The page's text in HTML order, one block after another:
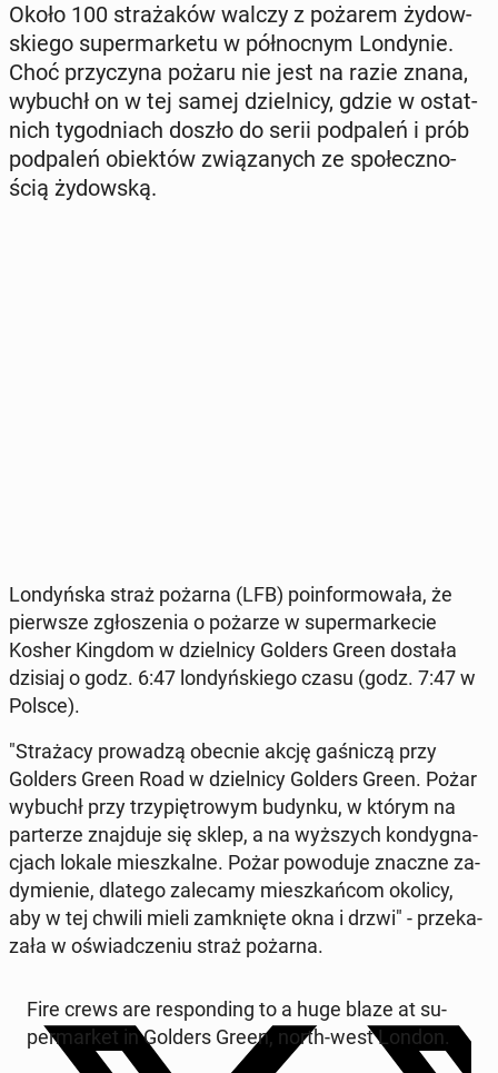
Około 100 stra­ża­ków walczy z pożarem ży­dow­
skie­go su­per­mar­ke­tu w pół­noc­nym Lon­dy­nie.
Choć przy­czy­na pożaru nie jest na razie znana,
wybuchł on w tej samej dziel­ni­cy, gdzie w ostat­
nich ty­go­dniach doszło do serii pod­pa­leń i prób
pod­pa­leń obiek­tów zwią­za­nych ze spo­łecz­no­
ścią ży­dow­ską.
Lon­dyń­ska straż pożarna (LFB) po­in­for­mo­wa­ła, że
pierw­sze zgło­sze­nia o pożarze w su­per­mar­ke­cie
Kosher Kingdom w dziel­ni­cy Golders Green dostała
dzisiaj o godz. 6:47 lon­dyń­skie­go czasu (godz. 7:47 w
Polsce).
"Stra­ża­cy pro­wa­dzą obecnie akcję ga­śni­czą przy
Golders Green Road w dziel­ni­cy Golders Green. Pożar
wybuchł przy trzy­pię­tro­wym budynku, w którym na
par­te­rze znaj­du­je się sklep, a na wyż­szych kon­dy­gna­
cjach lokale miesz­kal­ne. Pożar po­wo­du­je znaczne za­
dy­mie­nie, dlatego za­le­ca­my miesz­kań­com okolicy,
aby w tej chwili mieli za­mknię­te okna i drzwi" - prze­ka­
za­ła w oświad­cze­niu straż pożarna.
Fire crews are re­spon­ding to a huge blaze at su­
per­mar­ket in Golders Green, north-west London.